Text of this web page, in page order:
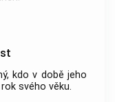
kdo v době jeho
svého věku.